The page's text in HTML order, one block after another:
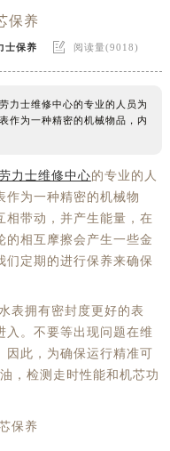
保养
士保养  阅读量(9018)
力士维修中心的专业的人员为
作为一种精密的机械物品，内
力士维修中心的专业的人
作为一种精密的机械物
相带动，并产生能量，在
的相互摩擦会产生一些金
们定期的进行保养来确保
拥有密封度更好的表
入。不要等出现问题在维
因此，为确保运行精准可
，检测走时性能和机芯功